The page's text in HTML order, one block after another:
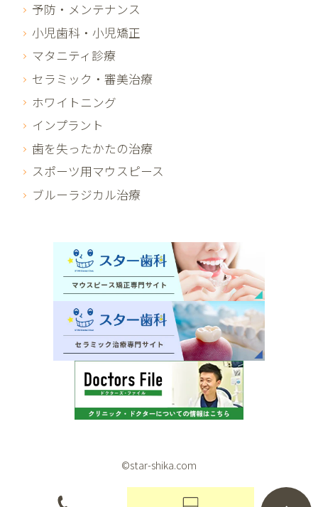
予防・メンテナンス
小児歯科・小児矯正
マタニティ診療
セラミック・審美治療
ホワイトニング
インプラント
歯を失ったかたの治療
スポーツ用マウスピース
ブルーラジカル治療
©star-shika.com